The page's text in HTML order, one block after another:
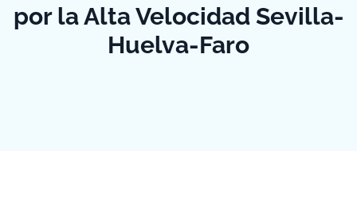
por la Alta Velocidad Sevilla-
Huelva-Faro